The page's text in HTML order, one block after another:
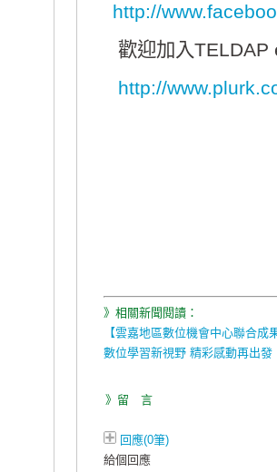
http://
歡迎加入TELDAP
http://
》相關新聞閱讀：
【雲嘉地區數位機會中心聯合成
數位學習新視野 精彩感動再出發
》留 言
回應(0筆)
給個回應